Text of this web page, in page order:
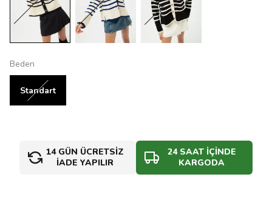
Beden
Standart
14 GÜN ÜCRETSİZ
İADE YAPILIR
24 SAAT İÇİNDE
KARGODA